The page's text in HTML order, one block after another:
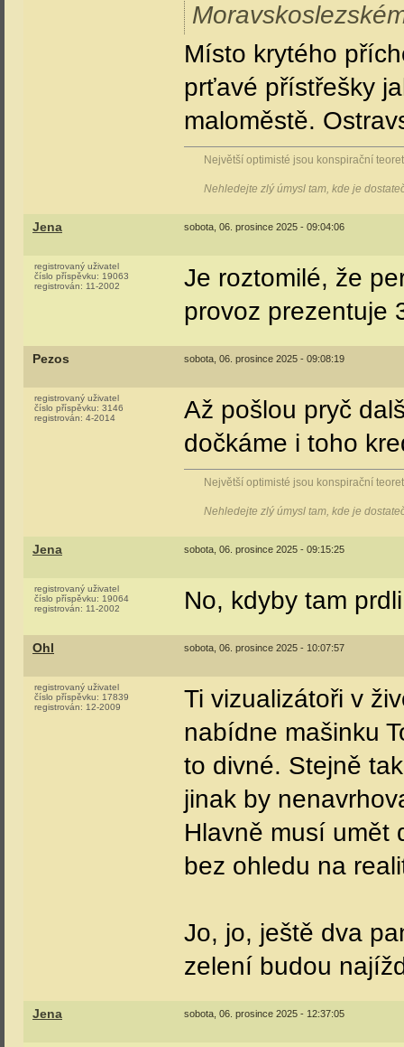
Místo krytého
prťavé přístřešky
maloměstě.
Největší optimisté jsou konspirační
Nehledejte zlý úmysl tam, kde je
Jena sobota, 06. prosince 2025 - 09:04:06
registrovaný uživatel
číslo příspěvku: 19063
registrován: 11-2002
Je roztomilé, že
provoz prezentuje
Pezos sobota, 06. prosince 2025 - 09:08:19
registrovaný uživatel
číslo příspěvku: 3146
registrován: 4-2014
Až pošlou pryč
dočkáme i toho
Největší optimisté jsou konspirační
Nehledejte zlý úmysl tam, kde je
Jena sobota, 06. prosince 2025 - 09:15:25
registrovaný uživatel
číslo příspěvku: 19064
registrován: 11-2002 No, kdyby tam
Ohl sobota, 06. prosince 2025 - 10:07:57
registrovaný uživatel
číslo příspěvku: 17839
registrován: 12-2009
Ti vizualizátoři v
nabídne mašinku
to divné. Stejně
jinak by
Hlavně musí umět
bez ohledu na
Jo, jo, ještě dva
zelení budou
Jena sobota, 06. prosince 2025 - 12:37:05